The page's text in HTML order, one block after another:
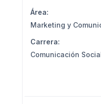
Área:
Marketing y
Carrera:
Comunicación